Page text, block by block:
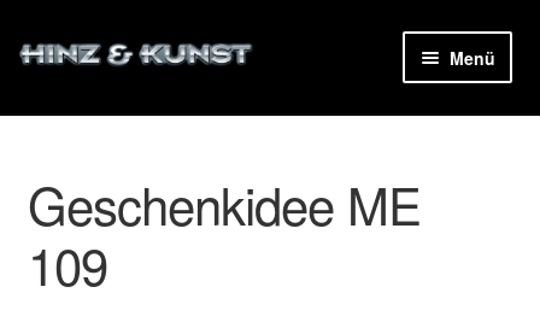
Zur
Navigation
Zum
Menü
Geschenkidee ME
109